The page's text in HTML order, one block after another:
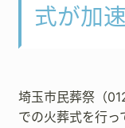
式が加速
埼玉市民葬祭（
での火葬式を行っ